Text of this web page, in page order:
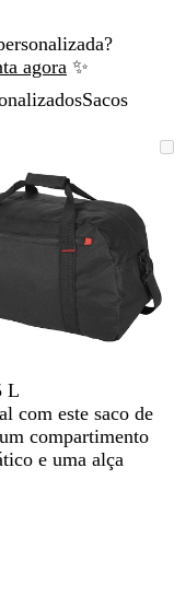
agora ✨
Sacos
Dimensionada
mínimo
expandir
teclas
de
menos
fazer
teclas
de
seta
L
com este saco de
compartimento
e uma alça